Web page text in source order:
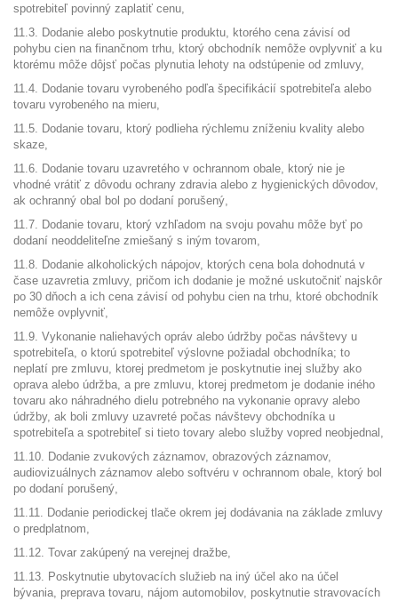
spotrebiteľ povinný zaplatiť cenu,
11.3. Dodanie alebo poskytnutie produktu, ktorého cena závisí od
pohybu cien na finančnom trhu, ktorý obchodník nemôže ovplyvniť a ku
ktorému môže dôjsť počas plynutia lehoty na odstúpenie od zmluvy,
11.4. Dodanie tovaru vyrobeného podľa špecifikácií spotrebiteľa alebo
tovaru vyrobeného na mieru,
11.5. Dodanie tovaru, ktorý podlieha rýchlemu zníženiu kvality alebo
skaze,
11.6. Dodanie tovaru uzavretého v ochrannom obale, ktorý nie je
vhodné vrátiť z dôvodu ochrany zdravia alebo z hygienických dôvodov,
ak ochranný obal bol po dodaní porušený,
11.7. Dodanie tovaru, ktorý vzhľadom na svoju povahu môže byť po
dodaní neoddeliteľne zmiešaný s iným tovarom,
11.8. Dodanie alkoholických nápojov, ktorých cena bola dohodnutá v
čase uzavretia zmluvy, pričom ich dodanie je možné uskutočniť najskôr
po 30 dňoch a ich cena závisí od pohybu cien na trhu, ktoré obchodník
nemôže ovplyvniť,
11.9. Vykonanie naliehavých opráv alebo údržby počas návštevy u
spotrebiteľa, o ktorú spotrebiteľ výslovne požiadal obchodníka; to
neplatí pre zmluvu, ktorej predmetom je poskytnutie inej služby ako
oprava alebo údržba, a pre zmluvu, ktorej predmetom je dodanie iného
tovaru ako náhradného dielu potrebného na vykonanie opravy alebo
údržby, ak boli zmluvy uzavreté počas návštevy obchodníka u
spotrebiteľa a spotrebiteľ si tieto tovary alebo služby vopred neobjednal,
11.10. Dodanie zvukových záznamov, obrazových záznamov,
audiovizuálnych záznamov alebo softvéru v ochrannom obale, ktorý bol
po dodaní porušený,
11.11. Dodanie periodickej tlače okrem jej dodávania na základe zmluvy
o predplatnom,
11.12. Tovar zakúpený na verejnej dražbe,
11.13. Poskytnutie ubytovacích služieb na iný účel ako na účel
bývania, preprava tovaru, nájom automobilov, poskytnutie stravovacích